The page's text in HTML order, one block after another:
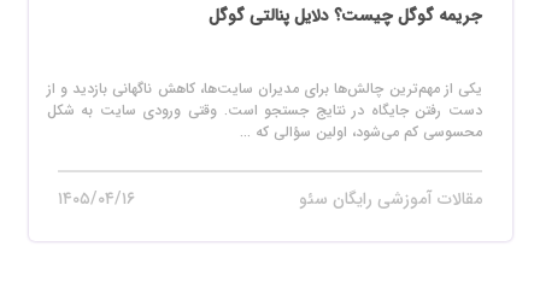
جریمه گوگل چیست؟ دلایل پنالتی گوگل
یکی از مهم‌ترین چالش‌ها برای مدیران سایت‌ها، کاهش ناگهانی بازدید و از
دست رفتن جایگاه در نتایج جستجو است. وقتی ورودی سایت به شکل
محسوسی کم می‌شود، اولین سؤالی که ...
مقالات آموزشی رایگان سئو ۱۴۰۵/۰۴/۱۶